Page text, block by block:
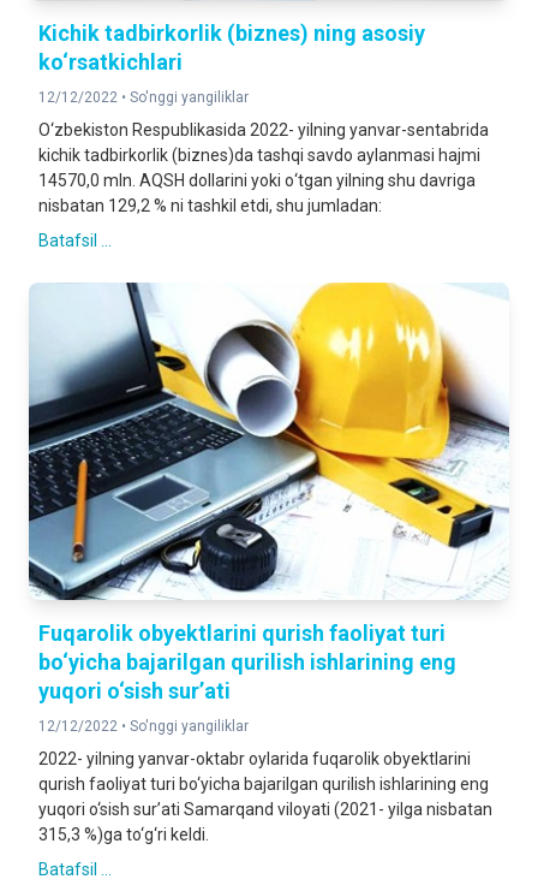
Kichik tadbirkorlik (biznes) ning asosiy
ko‘rsatkichlari
12/12/2022 • So'nggi yangiliklar
O‘zbekiston Respublikasida 2022- yilning yanvar-sentabrida
kichik tadbirkorlik (biznes)da tashqi savdo aylanmasi hajmi
14570,0 mln. AQSH dollarini yoki о‘tgan yilning shu davriga
nisbatan 129,2 % ni tashkil etdi, shu jumladan:
Batafsil ...
Fuqarolik obyektlarini qurish faoliyat turi
bo‘yicha bajarilgan qurilish ishlarining eng
yuqori o‘sish sur’ati
12/12/2022 • So'nggi yangiliklar
2022- yilning yanvar-oktabr oylarida fuqarolik obyektlarini
qurish faoliyat turi bo‘yicha bajarilgan qurilish ishlarining eng
yuqori o‘sish sur’ati Samarqand viloyati (2021- yilga nisbatan
315,3 %)ga to‘g‘ri keldi.
Batafsil ...